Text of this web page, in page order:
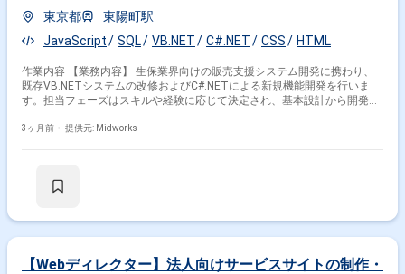
東京都
東陽町駅
JavaScript
SQL VB.NET C#.NET CSS HTML
作業内容 【業務内容】 生保業界向けの販売支援システム開発に携わり、
既存VB.NETシステムの改修およびC#.NETによる新規機能開発を行いま
す。担当フェーズはスキルや経験に応じて決定され、基本設計から開発、
高いシステム構築を進めます。 【作業内容】 ・基本設計 ・詳細設計 ・ア
3ヶ月前・ 提供元: Midworks
【Webディレクター】法人向けサービスサイトの制作・
その他開発言語・スキルから探す
CSS JavaScript Java PHP
React
TypeScript
Vue.js jQuery AWS MySQL
その他の職種から探す
フロントエンドエンジニア
Webディレクター